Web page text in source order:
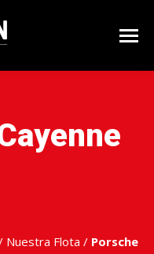
Nuestra Flota / Porsche